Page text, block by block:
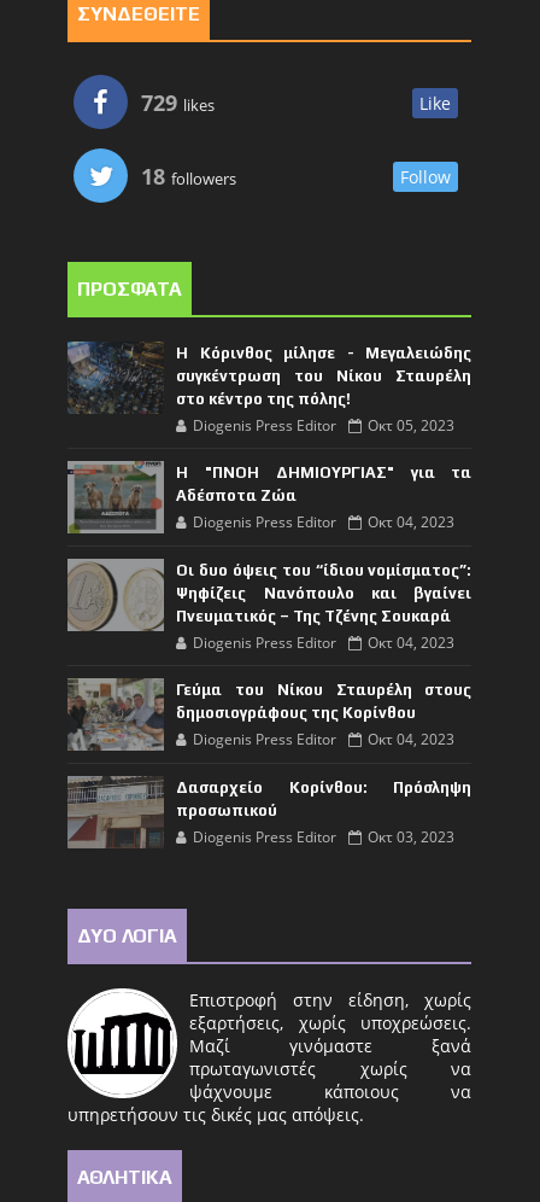
ΣΥΝΔΕΘΕΙΤΕ
729 likes Like
18 followers Follow
ΠΡΟΣΦΑΤΑ
Η Κόρινθος μίλησε - Μεγαλειώδης
συγκέντρωση του Νίκου Σταυρέλη
στο κέντρο της πόλης!
Diogenis Press Editor Οκτ 05, 2023
Η "ΠΝΟΗ ΔΗΜΙΟΥΡΓΙΑΣ" για τα
Αδέσποτα Ζώα
Diogenis Press Editor Οκτ 04, 2023
Οι δυο όψεις του “ίδιου νομίσματος”:
Ψηφίζεις Νανόπουλο και βγαίνει
Πνευματικός – Της Τζένης Σουκαρά
Diogenis Press Editor Οκτ 04, 2023
Γεύμα του Νίκου Σταυρέλη στους
δημοσιογράφους της Κορίνθου
Diogenis Press Editor Οκτ 04, 2023
Δασαρχείο Κορίνθου: Πρόσληψη
προσωπικού
Diogenis Press Editor Οκτ 03, 2023
ΔΥΟ ΛΟΓΙΑ
Επιστροφή στην είδηση, χωρίς
εξαρτήσεις, χωρίς υποχρεώσεις.
Μαζί γινόμαστε ξανά
πρωταγωνιστές χωρίς να
ψάχνουμε κάποιους να
υπηρετήσουν τις δικές μας απόψεις.
ΑΘΛΗΤΙΚΑ